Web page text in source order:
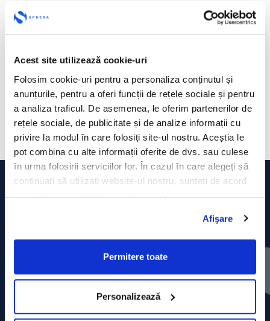
Acest site utilizează cookie-uri
Folosim cookie-uri pentru a personaliza conținutul și
anunțurile, pentru a oferi funcții de rețele sociale și pentru
a analiza traficul. De asemenea, le oferim partenerilor de
rețele sociale, de publicitate și de analize informații cu
privire la modul în care folosiți site-ul nostru. Aceștia le
pot combina cu alte informații oferite de dvs. sau culese
în urma folosirii serviciilor lor. În cazul în care alegeți să
continuați să utilizați website-ul nostru, sunteți de acord
Afişare
Permitere toate
Personalizează
prin opțiunea take-away sau prin intermediul serviciului de Drive
Thru.
comunitate, oferind un mediu dinamic, care încurajează
este lucrător în bucătărie sau casier, poate obține un venit net de
3.100 de lei începând cu a treia lună de colaborare, ce include
salariul de bază, tichetele de masă și bonusuri și prime acordate
conform politicii de remunerare a KFC. De asemenea, echipa KFC DT
Buzău beneficiază în mod gratuit de accesul la peste 700 de cursuri
online de formare.